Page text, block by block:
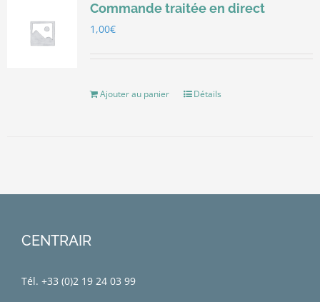
Commande traitée en direct
1,00€
Ajouter au panier Détails
CENTRAIR
Tél. +33 (0)2 19 24 03 99